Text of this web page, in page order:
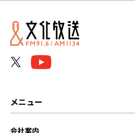
メニュー
会社案内